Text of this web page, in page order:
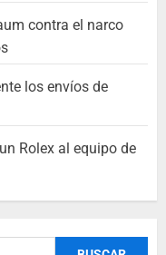
contra el narco
los envíos de
Rolex al equipo de